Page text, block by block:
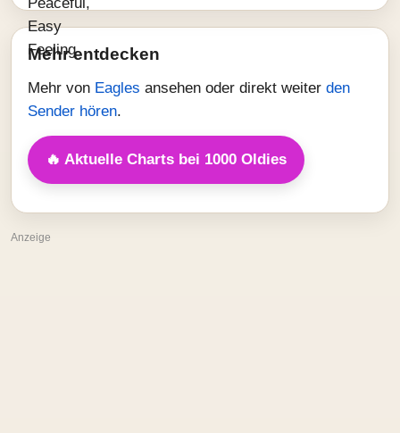
Mehr entdecken
Mehr von Eagles ansehen oder direkt weiter den
Sender hören.
🔥 Aktuelle Charts bei 1000 Oldies
Anzeige